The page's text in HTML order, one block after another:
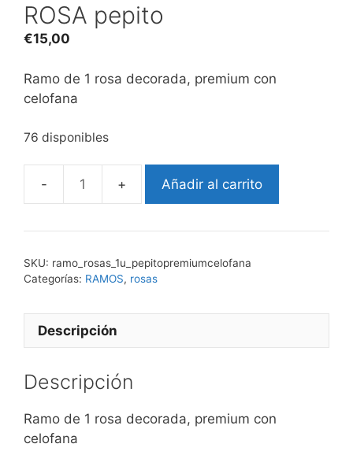
ROSA pepito
€15,00
Ramo de 1 rosa decorada, premium con
celofana
76 disponibles
ROSA
cantidad
Añadir al carrito
SKU: ramo_rosas_1u_pepitopremiumcelofana
Categorías: RAMOS, rosas
Descripción
Descripción
Ramo de 1 rosa decorada, premium con
celofana